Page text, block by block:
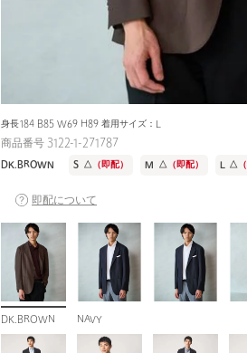
身長184 B85 W69 H89 着用サイズ：L
商品番号 3122-1-271787
DK.BROWN S △ （即配） M △ （即配） △
即配について
DK.BROWN NAVY